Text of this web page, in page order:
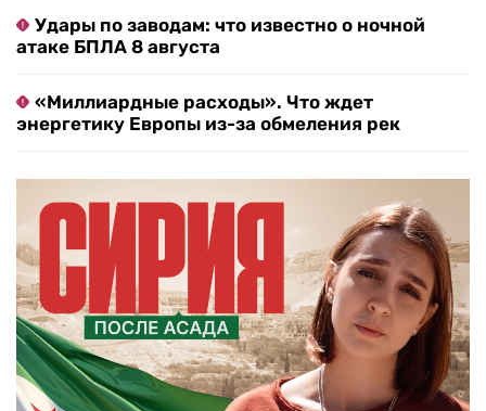
Удары по заводам: что известно о ночной
атаке БПЛА 8 августа
«Миллиардные расходы». Что ждет
энергетику Европы из-за обмеления рек